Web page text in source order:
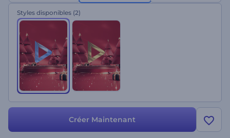
vacances, les promotions saisonnières, les vidéos d'accueil, etc.
Créez maintenant, et que la magie des fêtes commence !
Styles disponibles (2)
Créer Maintenant